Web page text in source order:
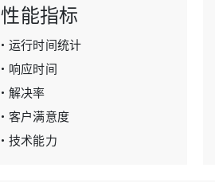
性能指标
• 运行时间统计
• 响应时间
• 解决率
• 客户满意度
• 技术能力